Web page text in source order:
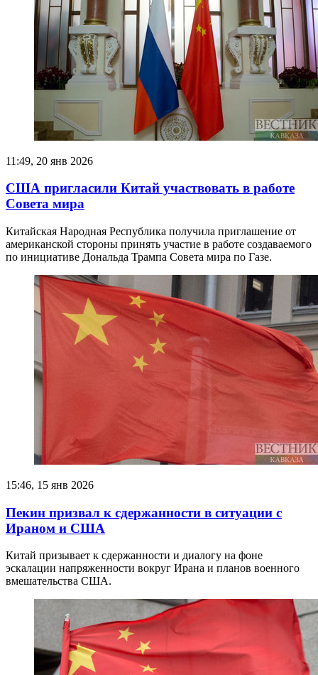
11:49, 20 янв 2026
США пригласили Китай участвовать в работе
Совета мира
Китайская Народная Республика получила приглашение от
американской стороны принять участие в работе создаваемого
по инициативе Дональда Трампа Совета мира по Газе.
15:46, 15 янв 2026
Пекин призвал к сдержанности в ситуации с
Ираном и США
Китай призывает к сдержанности и диалогу на фоне
эскалации напряженности вокруг Ирана и планов военного
вмешательства США.